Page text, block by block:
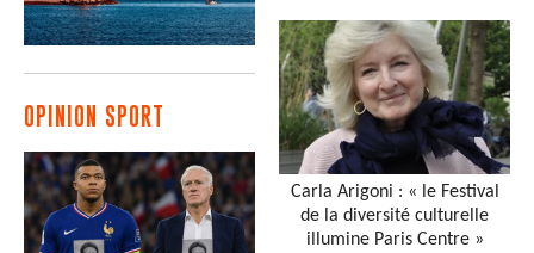
OPINION SPORT
Carla Arigoni : « le Festival
de la diversité culturelle
illumine Paris Centre »